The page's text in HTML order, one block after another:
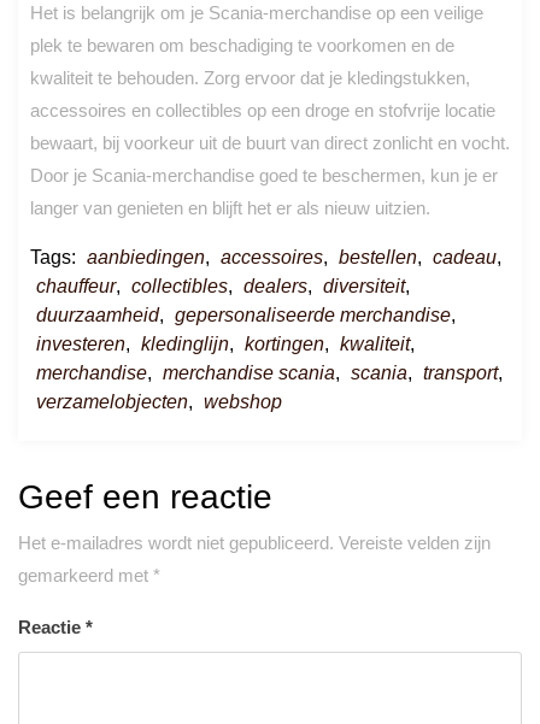
Het is belangrijk om je Scania-merchandise op een veilige
plek te bewaren om beschadiging te voorkomen en de
kwaliteit te behouden. Zorg ervoor dat je kledingstukken,
accessoires en collectibles op een droge en stofvrije locatie
bewaart, bij voorkeur uit de buurt van direct zonlicht en vocht.
Door je Scania-merchandise goed te beschermen, kun je er
langer van genieten en blijft het er als nieuw uitzien.
Tags: aanbiedingen, accessoires, bestellen, cadeau,
chauffeur, collectibles, dealers, diversiteit,
duurzaamheid, gepersonaliseerde merchandise,
investeren, kledinglijn, kortingen, kwaliteit,
merchandise, merchandise scania, scania, transport,
verzamelobjecten, webshop
Geef een reactie
Het e-mailadres wordt niet gepubliceerd. Vereiste velden zijn
gemarkeerd met *
Reactie *